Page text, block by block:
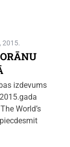
2015.
izdevums
World’s